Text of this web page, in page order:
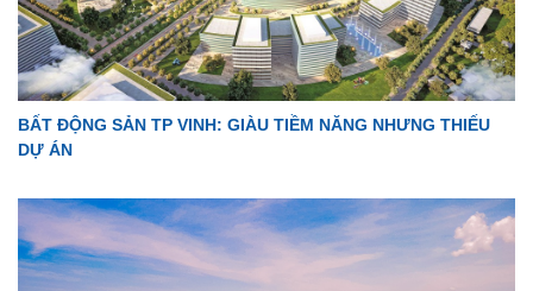
BẤT ĐỘNG SẢN TP VINH: GIÀU TIỀM NĂNG NHƯNG THIẾU
DỰ ÁN